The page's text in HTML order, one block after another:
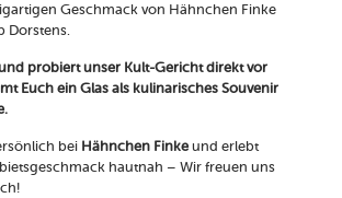
Geschmack von Hähnchen Finke
Dorstens.
probiert unser Kult-Gericht direkt vor
Euch ein Glas als kulinarisches Souvenir
bei Hähnchen Finkeund erlebt
hautnah – Wir freuen uns